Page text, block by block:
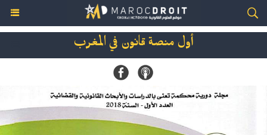
أول منصة قانون في المغرب